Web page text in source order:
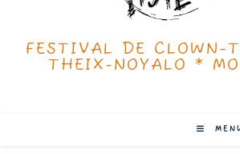
FESTIVAL DE CLOWN-
THEIX-NOYALO *